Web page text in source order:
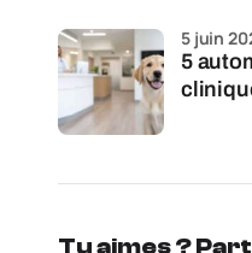
5
5 juin
Tu aimes ?